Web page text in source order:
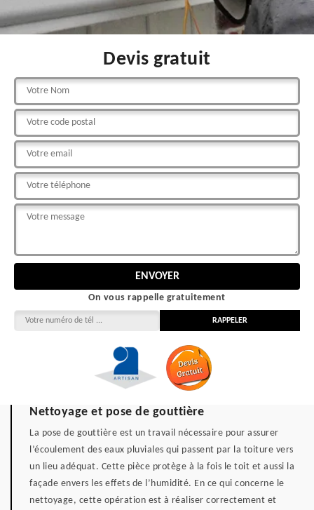
Devis gratuit
On vous rappelle gratuitement
Nettoyage et pose de gouttière
La pose de gouttière est un travail nécessaire pour assurer
l’écoulement des eaux pluviales qui passent par la toiture vers
un lieu adéquat. Cette pièce protège à la fois le toit et aussi la
façade envers les effets de l’humidité. En ce qui concerne le
nettoyage, cette opération est à réaliser correctement et